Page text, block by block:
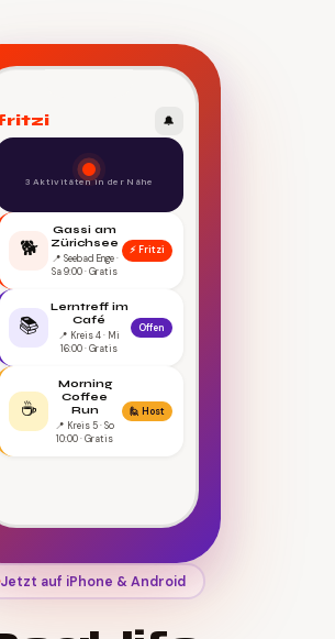
Jetzt auf iPhone & Android
🔔
3 Aktivitäten in der Nähe
🐕
Gassi am
Zürichsee
📍 Seebad Enge ·
Sa 9:00 · Gratis
⚡ Fritzi
📚
Lerntreff im
Café
📍 Kreis 4 · Mi
16:00 · Gratis
Offen
☕
Morning
Coffee
Run
📍 Kreis 5 · So
10:00 · Gratis
🙋 Host